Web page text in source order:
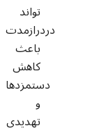
تواند
دردرازمدت
باعث
کاهش
دستمزدها
و
تهدیدی